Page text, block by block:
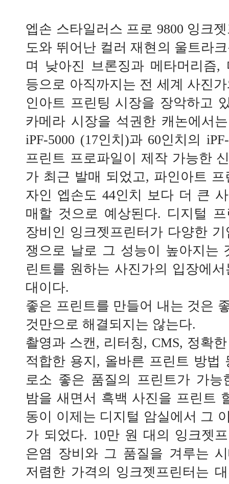
엡손 스타일러스 프로 9800 잉크
도와 뛰어난 컬러 재현의 울트라
며 낮아진 브론징과 메타머리즘,
등으로 아직까지는 전 세계 사진
인아트 프린팅 시장을 장악하고
카메라 시장을 석권한 캐논에서
iPF-5000 (17인치)과 60인치의
프린트 프로파일이 제작 가능한
가 최근 발매 되었고, 파인아트
자인 엡손도 44인치 보다 더 큰
매할 것으로 예상된다. 디지털
장비인 잉크젯프린터가 다양한
쟁으로 날로 그 성능이 높아지는
린트를 원하는 사진가의 입장에
대이다.
좋은 프린트를 만들어 내는 것은
것만으로 해결되지는 않는다.
촬영과 스캔, 리터칭, CMS, 정확
적합한 용지, 올바른 프린트 방법
로소 좋은 품질의 프린트가 가능
밤을 새면서 흑백 사진을 프린트
동이 이제는 디지털 암실에서 그
가 되었다. 10만 원 대의 잉크젯
은염 장비와 그 품질을 겨루는
저렴한 가격의 잉크젯프린터는